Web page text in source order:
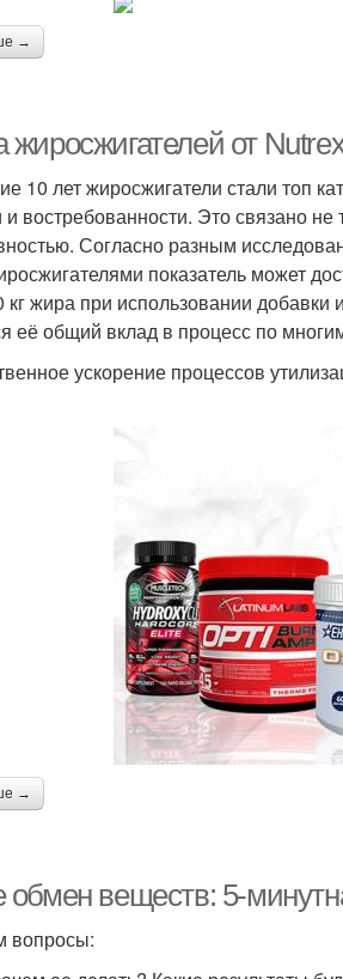
→
жиросжигателей от
10 лет жиросжигатели стали топ
и востребованности. Это связано
Согласно разным
показатель может
кг жира при использовании
её общий вклад в процесс по
ускорение процессов
→
обмен веществ: 5-
вопросы: